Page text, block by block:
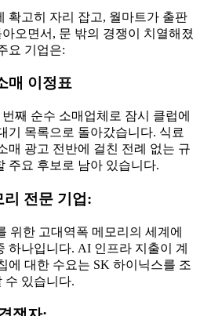
확고히 자리 잡고, 월마트가 출판
오면서, 문 밖의 경쟁이 치열해졌
요 기업은:
매 이정표
째 순수 소매업체로 잠시 클럽에
기 목록으로 돌아갔습니다. 식료
매 광고 전반에 걸친 전례 없는 규
주요 후보로 남아 있습니다.
전문 기업:
위한 고대역폭 메모리의 세계에
하나입니다. AI 인프라 지출이 계
에 대한 수요는 SK 하이닉스를 조
수 있습니다.